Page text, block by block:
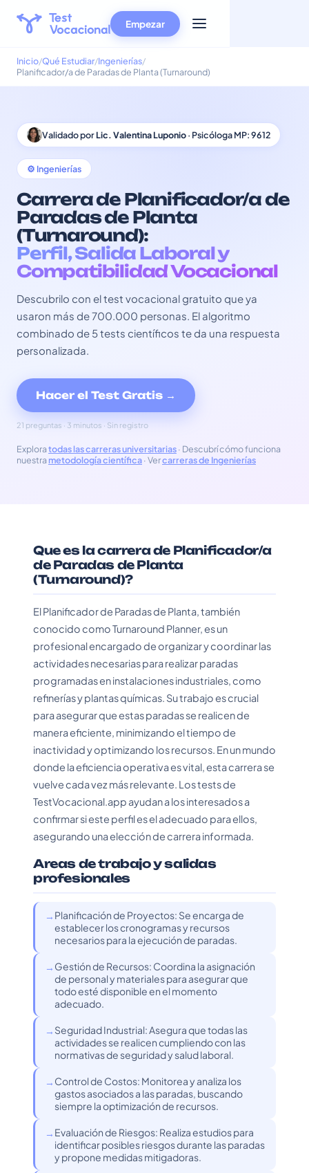
Empezar
Inicio Qué Estudiar Ingenierías
Planificador/a de Paradas de Planta (Turnaround)
Validado porLic. Valentina Luponio· Psicóloga MP: 9612
⚙️ Ingenierías
Carrera de Planificador/a de
Paradas de Planta
(Turnaround):
Perfil, Salida Laboral y
Compatibilidad Vocacional
Descubrilo con el test vocacional gratuito que ya
usaron más de 700.000 personas. El algoritmo
combinado de 5 tests científicos te da una respuesta
personalizada.
Hacer el Test Gratis →
21 preguntas · 3 minutos · Sin registro
Exploratodas las carreras universitarias· Descubrí cómo funciona
nuestra metodología científica· Vercarreras de Ingenierías
Que es la carrera de Planificador/a
de Paradas de Planta
(Turnaround)?
El Planificador de Paradas de Planta, también
conocido como Turnaround Planner, es un
profesional encargado de organizar y coordinar las
actividades necesarias para realizar paradas
programadas en instalaciones industriales, como
refinerías y plantas químicas. Su trabajo es crucial
para asegurar que estas paradas se realicen de
manera eficiente, minimizando el tiempo de
inactividad y optimizando los recursos. En un mundo
donde la eficiencia operativa es vital, esta carrera se
vuelve cada vez más relevante. Los tests de
TestVocacional.app ayudan a los interesados a
confirmar si este perfil es el adecuado para ellos,
asegurando una elección de carrera informada.
Areas de trabajo y salidas
profesionales
Planificación de Proyectos: Se encarga de
establecer los cronogramas y recursos
necesarios para la ejecución de paradas.
Gestión de Recursos: Coordina la asignación
de personal y materiales para asegurar que
todo esté disponible en el momento
adecuado.
Seguridad Industrial: Asegura que todas las
actividades se realicen cumpliendo con las
normativas de seguridad y salud laboral.
Control de Costos: Monitorea y analiza los
gastos asociados a las paradas, buscando
siempre la optimización de recursos.
Evaluación de Riesgos: Realiza estudios para
identificar posibles riesgos durante las paradas
y propone medidas mitigadoras.